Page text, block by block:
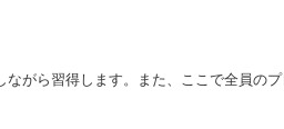
がら習得します。また、ここで全員の